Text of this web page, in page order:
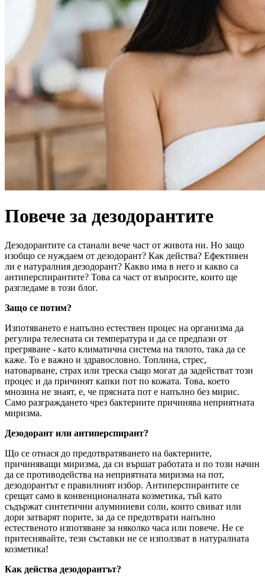
Повече за дезодорантите
Дезодорантите са станали вече част от живота ни. Но защо
изобщо се нуждаем от дезодорант? Как действа? Ефективен
ли е натуралния дезодорант? Какво има в него и какво са
антиперспирантите? Това са част от въпросите, които ще
разгледаме в този блог.
Защо се потим?
Изпотяването е напълно естествен процес на организма да
регулира телесната си температура и да се предпази от
прегряване - като климатична система на тялото, така да се
каже. То е важно и здравословно. Топлина, стрес,
натоварване, страх или треска също могат да задействат този
процес и да причинят капки пот по кожата. Това, което
мнозина не знаят, е, че прясната пот е напълно без мирис.
Само разграждането чрез бактериите причинява неприятната
миризма.
Дезодорант или антиперспирант?
Що се отнася до предотвратяването на бактериите,
причиняващи миризма, да си вършат работата и по този начин
да се противодейства на неприятната миризма на пот,
дезодорантът е правилният избор. Антиперспирантите се
срещат само в конвенционалната козметика, тъй като
съдържат синтетични алуминиеви соли, които свиват или
дори затварят порите, за да се предотврати напълно
естественото изпотяване за няколко часа или повече. Не се
притеснявайте, тези съставки не се използват в натуралната
козметика!
Как действа дезодорантът?